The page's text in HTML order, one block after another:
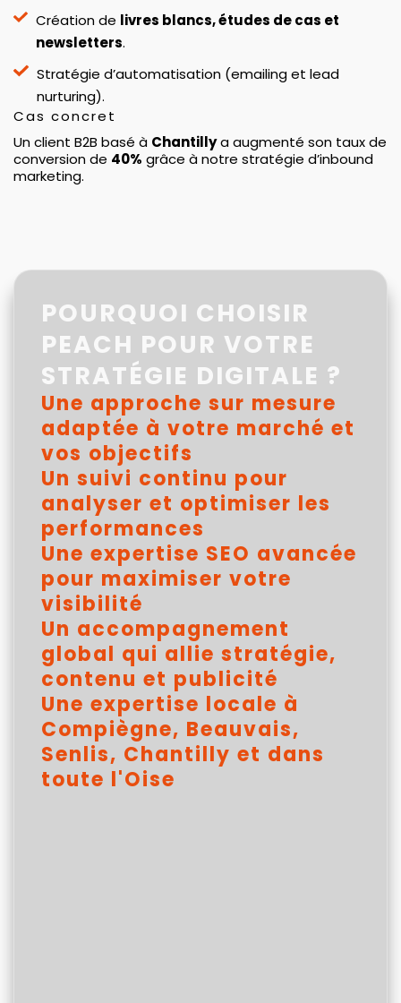
Création de livres blancs, études de cas et
newsletters.
Stratégie d’automatisation (emailing et lead
nurturing).
Cas concret
Un client B2B basé à Chantillya augmenté son taux de
conversion de 40% grâce à notre stratégie d’inbound
marketing.
POURQUOI CHOISIR
PEACH POUR VOTRE
STRATÉGIE DIGITALE ?
Une approche sur mesure
adaptée à votre marché et
vos objectifs
Un suivi continu pour
analyser et optimiser les
performances
Une expertise SEO avancée
pour maximiser votre
visibilité
Un accompagnement
global qui allie stratégie,
contenu et publicité
Une expertise locale à
Compiègne, Beauvais,
Senlis, Chantilly et dans
toute l'Oise